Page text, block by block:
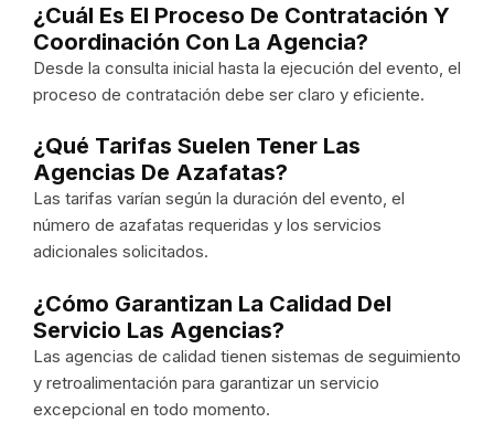
¿Cuál Es El Proceso De Contratación Y
Coordinación Con La Agencia?
Desde la consulta inicial hasta la ejecución del evento, el
proceso de contratación debe ser claro y eficiente.
¿Qué Tarifas Suelen Tener Las
Agencias De Azafatas?
Las tarifas varían según la duración del evento, el
número de azafatas requeridas y los servicios
adicionales solicitados.
¿Cómo Garantizan La Calidad Del
Servicio Las Agencias?
Las agencias de calidad tienen sistemas de seguimiento
y retroalimentación para garantizar un servicio
excepcional en todo momento.